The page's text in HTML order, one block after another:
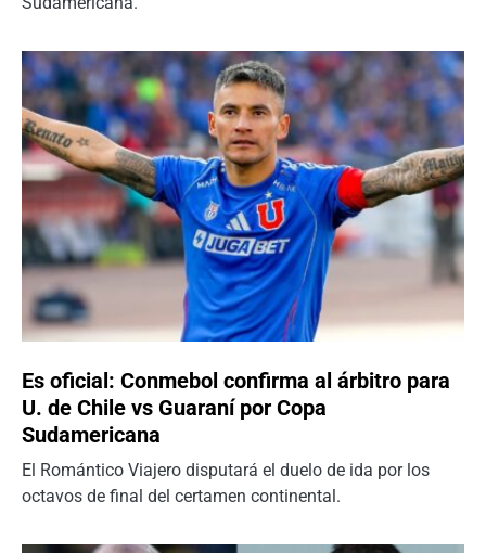
Es oficial: Conmebol confirma al árbitro para
U. de Chile vs Guaraní por Copa
Sudamericana
El Romántico Viajero disputará el duelo de ida por los
octavos de final del certamen continental.